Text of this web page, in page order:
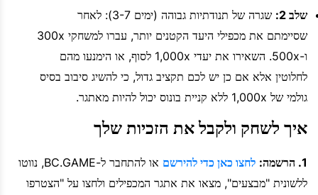
שלב 2:
שגרה של תנודתיות גבוהה (ימים 3-7): לאחר
שסיימתם את מכפילי היעד הקטנים יותר, עברו למשחקי 300x
ו-500x. השאירו את יעדי 1,000x לסוף, או הימנעו מהם
לחלוטין אלא אם כן יש לכם תקציב גדול, כי להשיג סיבוב בסיס
גולמי של 1,000x ללא קניית בונוס יכול להיות מאתגר.
איך לשחק ולקבל את הזכיות שלך
1. הרשמה: לחצו כאן כדי להירשם
או להתחבר ל-BC.GAME, נווטו
ללשונית "מבצעים", מצאו את אתגר המכפילים ולחצו על "הצטרפו